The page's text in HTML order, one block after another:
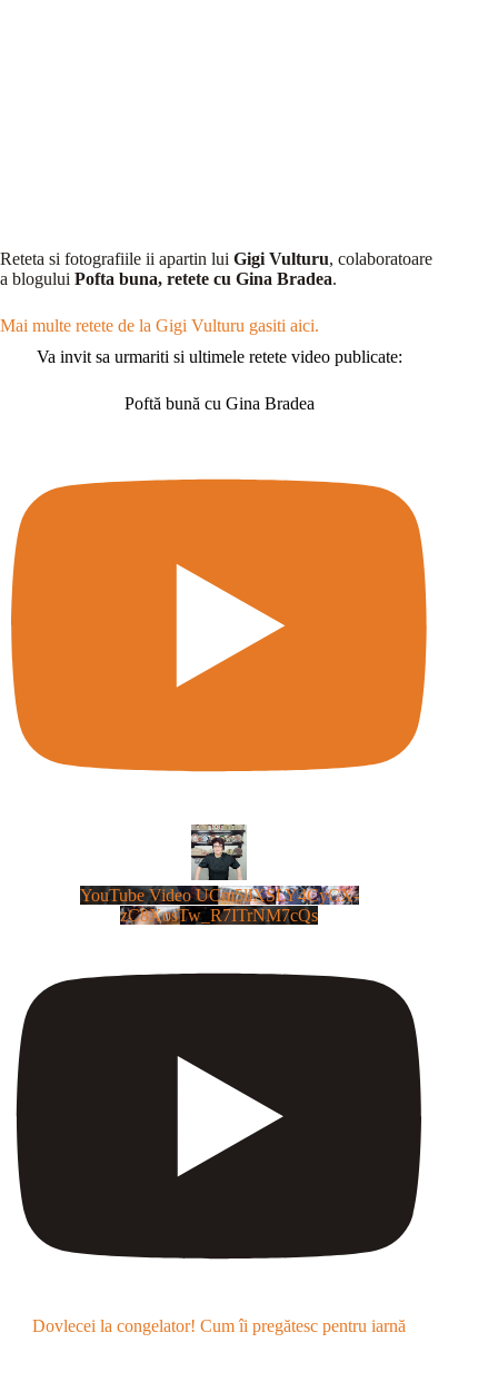
Reteta si fotografiile ii apartin lui Gigi Vulturu, colaboratoare
a blogului Pofta buna, retete cu Gina Bradea.
Mai multe retete de la Gigi Vulturu gasiti aici.
Va invit sa urmariti si ultimele retete video publicate:
Poftă bună cu Gina Bradea
YouTube Video UCm5llXSLY4CyCX-
zC8XosTw_R7ITrNM7cQs
Dovlecei la congelator! Cum îi pregătesc pentru iarnă